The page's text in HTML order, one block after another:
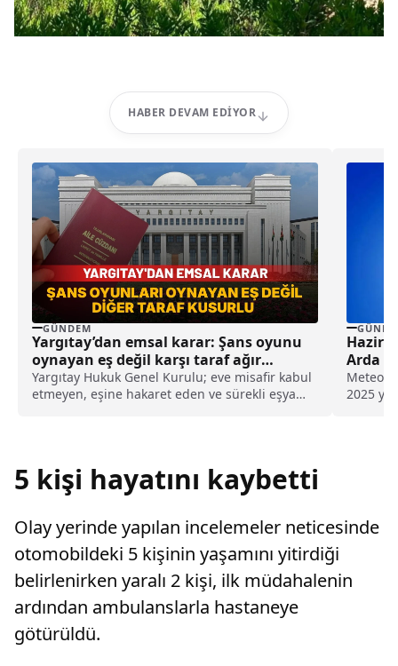
HABER DEVAM EDIYOR
GÜNDEM
Yargıtay’dan emsal karar: Şans oyunu
oynayan eş değil karşı taraf ağır
kusurlu sayıldı
Yargıtay Hukuk Genel Kurulu; eve misafir kabul
etmeyen, eşine hakaret eden ve sürekli eşya
Arda
2025
5 kişi hayatını kaybetti
Olay yerinde yapılan incelemeler neticesinde
otomobildeki 5 kişinin yaşamını yitirdiği
belirlenirken yaralı 2 kişi, ilk müdahalenin
ardından ambulanslarla hastaneye
götürüldü.